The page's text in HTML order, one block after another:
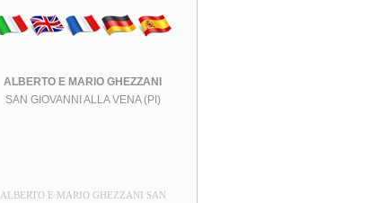
ALBERTO E MARIO GHEZZANI
SAN GIOVANNI ALLA VENA (PI)
ALBERTO E MARIO GHEZZANI SAN